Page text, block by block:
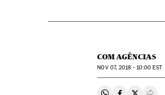
COM AGÊNCIAS
NOV07, 2018 - 10:00 EST